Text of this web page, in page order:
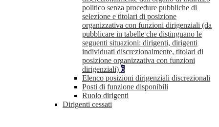
politico senza procedure pubbliche di
selezione e titolari di posizione
organizzativa con funzioni dirigenziali (da
pubblicare in tabelle che distinguano le
seguenti situazioni: dirigenti, dirigenti
individuati discrezionalmente, titolari di
posizione organizzativa con funzioni
dirigenziali) 6
Elenco posizioni dirigenziali discrezionali
Posti di funzione disponibili
Ruolo dirigenti
Dirigenti cessati